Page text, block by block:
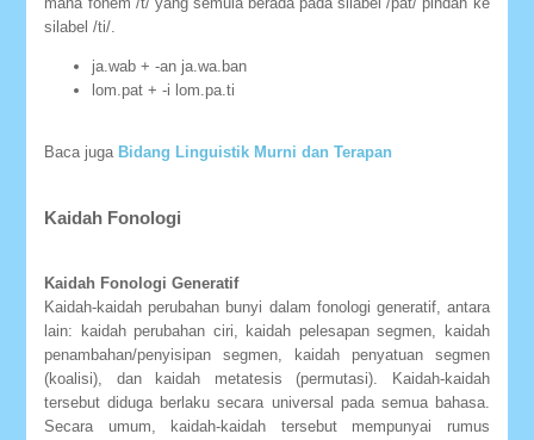
silabel /ti/.
ja.wab + -an ja.wa.ban
lom.pat + -i lom.pa.ti
Baca juga Bidang Linguistik Murni dan Terapan
Kaidah Fonologi
Kaidah Fonologi Generatif
Kaidah-kaidah perubahan bunyi dalam fonologi generatif, antara
lain: kaidah perubahan ciri, kaidah pelesapan segmen, kaidah
penambahan/penyisipan segmen, kaidah penyatuan segmen
(koalisi), dan kaidah metatesis (permutasi). Kaidah-kaidah
tersebut diduga berlaku secara universal pada semua bahasa.
Secara umum, kaidah-kaidah tersebut mempunyai rumus